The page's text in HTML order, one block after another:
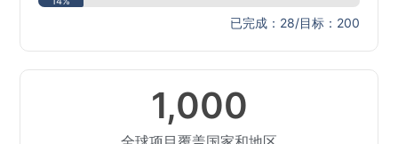
已完成：28/目标：200
1,000